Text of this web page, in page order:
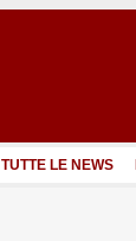
TUTTE LE NEWS